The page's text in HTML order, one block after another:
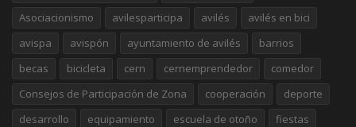
Asociacionismo
avilesparticipa avilés
avilés en bici
avispa
avispón ayuntamiento de avilés
barrios
becas
bicicleta cern cernemprendedor
comedor
Consejos de Participación de Zona
cooperación
deporte
desarrollo
equipamiento escuela de otoño
fiestas